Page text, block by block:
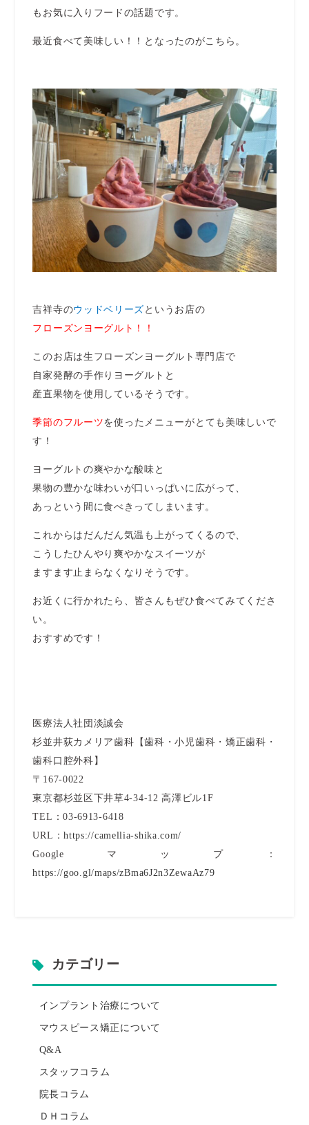
もお気に入りフードの話題です。
最近食べて美味しい！！となったのがこちら。
吉祥寺のウッドベリーズ というお店の
フローズンヨーグルト！！
このお店は生フローズンヨーグルト専門店で
自家発酵の手作りヨーグルトと
産直果物を使用しているそうです。
季節のフルーツを使ったメニューがとても美味しいで
す！
ヨーグルトの爽やかな酸味と
果物の豊かな味わいが口いっぱいに広がって、
あっという間に食べきってしまいます。
これからはだんだん気温も上がってくるので、
こうしたひんやり爽やかなスイーツが
ますます止まらなくなりそうです。
お近くに行かれたら、皆さんもぜひ食べてみてくださ
い。
おすすめです！
医療法人社団淡誠会
杉並井荻カメリア歯科【歯科・小児歯科・矯正歯科・
歯科口腔外科】
〒167-0022
東京都杉並区下井草4-34-12 高澤ビル1F
TEL：03-6913-6418
URL：https://camellia-shika.com/
Googleマップ：
https://goo.gl/maps/zBma6J2n3ZewaAz79
カテゴリー
インプラント治療について
マウスピース矯正について
Q&A
スタッフコラム
院長コラム
ＤＨコラム